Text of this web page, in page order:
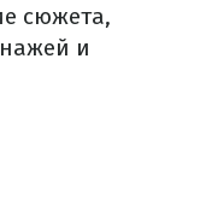
сюжета,
и